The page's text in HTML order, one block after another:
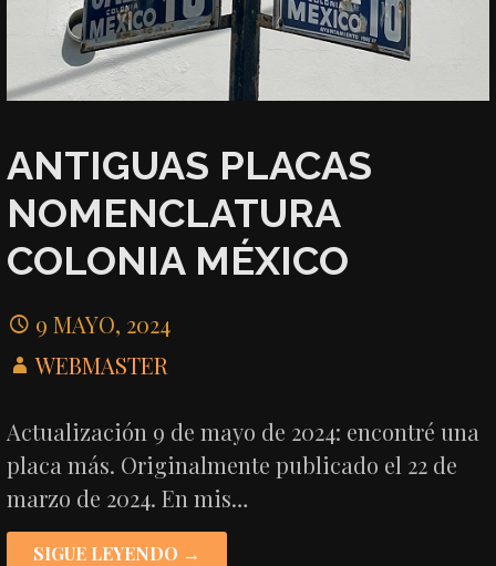
ANTIGUAS PLACAS
NOMENCLATURA
COLONIA MÉXICO
9 MAYO, 2024
WEBMASTER
Actualización 9 de mayo de 2024: encontré una
placa más. Originalmente publicado el 22 de
marzo de 2024. En mis…
SIGUE LEYENDO →